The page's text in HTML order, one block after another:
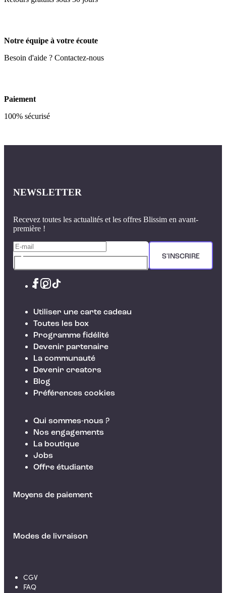
Notre équipe à votre écoute
Besoin d'aide ? Contactez-nous
Paiement
100% sécurisé
NEWSLETTER
Recevez toutes les actualités et les offres Blissim en avant-
première !
S'INSCRIRE
Utiliser une carte cadeau
Toutes les box
Programme fidélité
Devenir partenaire
La communauté
Devenir creators
Blog
Préférences cookies
Qui sommes-nous ?
Nos engagements
La boutique
Jobs
Offre étudiante
Moyens de paiement
Modes de livraison
CGV
FAQ